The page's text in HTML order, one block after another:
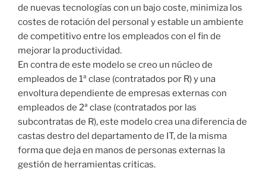
de nuevas tecnologías con un bajo coste, minimiza los
costes de rotación del personal y estable un ambiente
de competitivo entre los empleados con el fin de
mejorar la productividad.
En contra de este modelo se creo un núcleo de
empleados de 1ª clase (contratados por R) y una
envoltura dependiente de empresas externas con
empleados de 2ª clase (contratados por las
subcontratas de R), este modelo crea una diferencia de
castas destro del departamento de IT, de la misma
forma que deja en manos de personas externas la
gestión de herramientas criticas.